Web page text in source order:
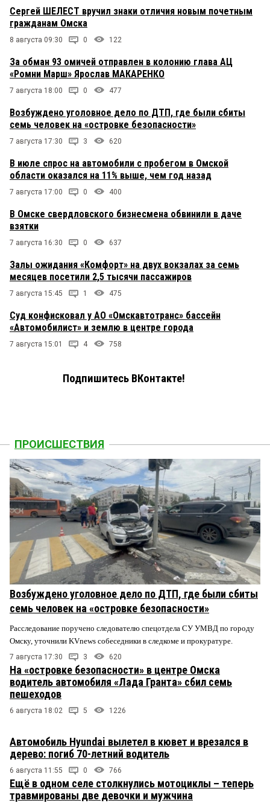
Сергей ШЕЛЕСТ вручил знаки отличия новым почетным
гражданам Омска
8 августа 09:30 0 122
За обман 93 омичей отправлен в колонию глава АЦ
«Ромни Марш» Ярослав МАКАРЕНКО
7 августа 18:00 0 477
Возбуждено уголовное дело по ДТП, где были сбиты
семь человек на «островке безопасности»
7 августа 17:30 3 620
В июле спрос на автомобили с пробегом в Омской
области оказался на 11% выше, чем год назад
7 августа 17:00 0 400
В Омске свердловского бизнесмена обвинили в даче
взятки
7 августа 16:30 0 637
Залы ожидания «Комфорт» на двух вокзалах за семь
месяцев посетили 2,5 тысячи пассажиров
7 августа 15:45 1 475
Суд конфисковал у АО «Омскавтотранс» бассейн
«Автомобилист» и землю в центре города
7 августа 15:01 4 758
Подпишитесь ВКонтакте!
ПРОИСШЕСТВИЯ
Возбуждено уголовное дело по ДТП, где были сбиты
семь человек на «островке безопасности»
Расследование поручено следователю спецотдела СУ УМВД по городу
Омску, уточнили KVnews собеседники в следкоме и прокуратуре.
7 августа 17:30 3 620
На «островке безопасности» в центре Омска
водитель автомобиля «Лада Гранта» сбил семь
пешеходов
6 августа 18:02 5 1226
Автомобиль Hyundai вылетел в кювет и врезался в
дерево: погиб 70-летний водитель
6 августа 11:55 0 766
Ещё в одном селе столкнулись мотоциклы – теперь
травмированы две девочки и мужчина